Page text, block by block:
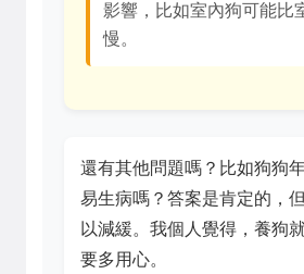
影響，比如室內狗可能比
慢。
還有其他問題嗎？比如狗狗
易生病嗎？答案是肯定的，
以減緩。我個人覺得，養狗
要多用心。